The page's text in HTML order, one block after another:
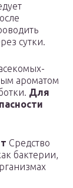
сутки.
ароматом
Для
Средство
бактерии,